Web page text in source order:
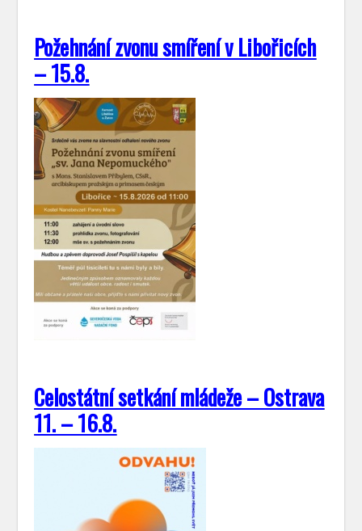
Požehnání zvonu smíření v Libořicích
– 15.8.
Celostátní setkání mládeže – Ostrava
11. – 16.8.